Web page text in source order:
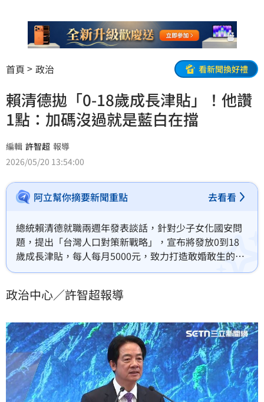
首頁 政治 看新聞換好禮
賴清德拋「0-18歲成長津貼」！他讚
1點：加碼沒過就是藍白在擋
編輯 許智超 報導
2026/05/20 13:54:00
阿立幫你摘要新聞重點 去看看
總統賴清德就職兩週年發表談話，針對少子女化國安問
題，提出「台灣人口對策新戰略」，宣布將發放0到18
歲成長津貼，每人每月5000元，致力打造敢婚敢生的友
善環境。網紅四叉貓對此表示，民進黨應主動加碼政
決，責任則由藍白承擔。此政策旨在解決人口與人力不
求未來幸福。
政治中心／許智超報導